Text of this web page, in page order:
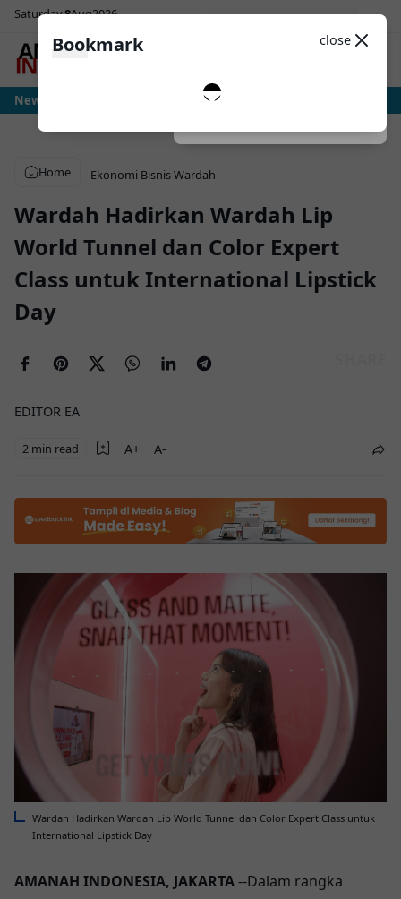
Saturday8Aug2026
Light
NewsSesungguhnya Albiceleste Dimulai, Messi Hadapi Mesin Pressing Ralf
Home Ekonomi BisnisWardah
Wardah Hadirkan Wardah Lip
World Tunnel dan Color Expert
Class untuk International Lipstick
Day
EDITOR EA
2 min read
Wardah Hadirkan Wardah Lip World Tunnel dan Color Expert Class untuk
International Lipstick Day
AMANAH INDONESIA, JAKARTA--Dalam rangka
Bookmark close